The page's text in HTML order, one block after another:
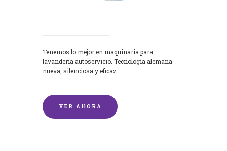
Tenemos lo mejor en maquinaria para
lavandería autoservicio. Tecnología alemana
nueva, silenciosa y eficaz.
VER AHORA